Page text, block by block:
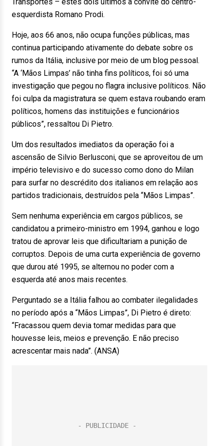
esquerdista Romano Prodi.
Hoje, aos 66 anos, não ocupa funções públicas, mas
continua participando ativamente do debate sobre os
rumos da Itália, inclusive por meio de um blog pessoal.
“A ‘Mãos Limpas’ não tinha fins políticos, foi só uma
investigação que pegou no flagra inclusive políticos. Não
foi culpa da magistratura se quem estava roubando eram
políticos, homens das instituições e funcionários
públicos”, ressaltou Di Pietro.
Um dos resultados imediatos da operação foi a
ascensão de Silvio Berlusconi, que se aproveitou de um
império televisivo e do sucesso como dono do Milan
para surfar no descrédito dos italianos em relação aos
partidos tradicionais, destruídos pela “Mãos Limpas”.
Sem nenhuma experiência em cargos públicos, se
candidatou a primeiro-ministro em 1994, ganhou e logo
tratou de aprovar leis que dificultariam a punição de
corruptos. Depois de uma curta experiência de governo
que durou até 1995, se alternou no poder com a
esquerda até anos mais recentes.
Perguntado se a Itália falhou ao combater ilegalidades
no período após a “Mãos Limpas”, Di Pietro é direto:
“Fracassou quem devia tomar medidas para que
houvesse leis, meios e prevenção. E não preciso
acrescentar mais nada”. (ANSA)